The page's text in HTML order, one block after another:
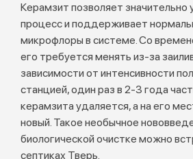
Керамзит позволяет значительно
процесс и поддерживает
микрофлоры в системе. Со
его требуется менять из-за
зависимости от интенсивности
станцией, один раз в 2-3 года
керамзита удаляется, а на его
новый. Такое необычное
биологической очистке можно
септиках Тверь.